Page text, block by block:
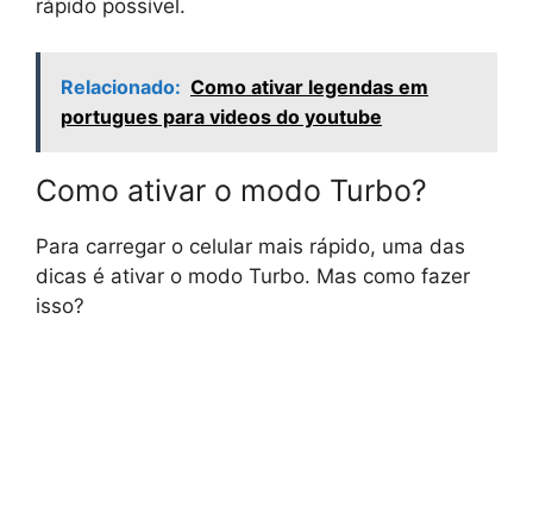
rápido possível.
Relacionado: Como ativar legendas em
portugues para videos do youtube
Como ativar o modo Turbo?
Para carregar o celular mais rápido, uma das
dicas é ativar o modo Turbo. Mas como fazer
isso?